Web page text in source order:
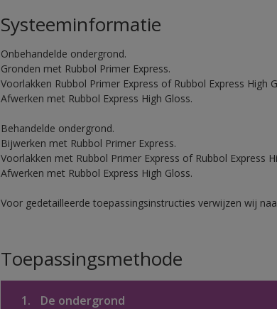
Systeeminformatie
Onbehandelde ondergrond.
Gronden met Rubbol Primer Express.
Voorlakken Rubbol Primer Express of Rubbol Express High
Afwerken met Rubbol Express High Gloss.
Behandelde ondergrond.
Bijwerken met Rubbol Primer Express.
Voorlakken met Rubbol Primer Express of Rubbol Express
Afwerken met Rubbol Express High Gloss.
Voor gedetailleerde toepassingsinstructies verwijzen wij
Toepassingsmethode
1. De ondergrond